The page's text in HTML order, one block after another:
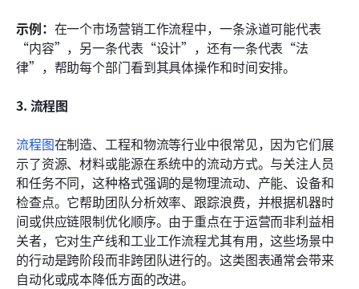
示例： 在一个市场营销工作流程中，一条泳道可能代表
“内容”，另一条代表“设计”，还有一条代表“法
律”，帮助每个部门看到其具体操作和时间安排。
3. 流程图
流程图在制造、工程和物流等行业中很常见，因为它们展
示了资源、材料或能源在系统中的流动方式。与关注人员
和任务不同，这种格式强调的是物理流动、产能、设备和
检查点。它帮助团队分析效率、跟踪浪费，并根据机器时
间或供应链限制优化顺序。由于重点在于运营而非利益相
关者，它对生产线和工业工作流程尤其有用，这些场景中
的行动是跨阶段而非跨团队进行的。这类图表通常会带来
自动化或成本降低方面的改进。